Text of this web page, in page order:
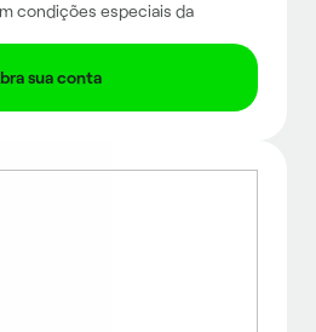
condições especiais da
sua conta